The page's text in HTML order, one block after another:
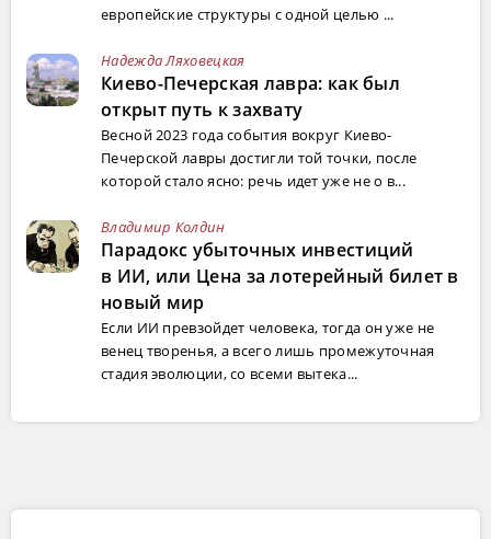
европейские структуры с одной целью ...
Надежда Ляховецкая
Киево-Печерская лавра: как был
открыт путь к захвату
Весной 2023 года события вокруг Киево-
Печерской лавры достигли той точки, после
которой стало ясно: речь идет уже не о в...
Владимир Колдин
Парадокс убыточных инвестиций
в ИИ, или Цена за лотерейный билет в
новый мир
Если ИИ превзойдет человека, тогда он уже не
венец творенья, а всего лишь промежуточная
стадия эволюции, со всеми вытека...